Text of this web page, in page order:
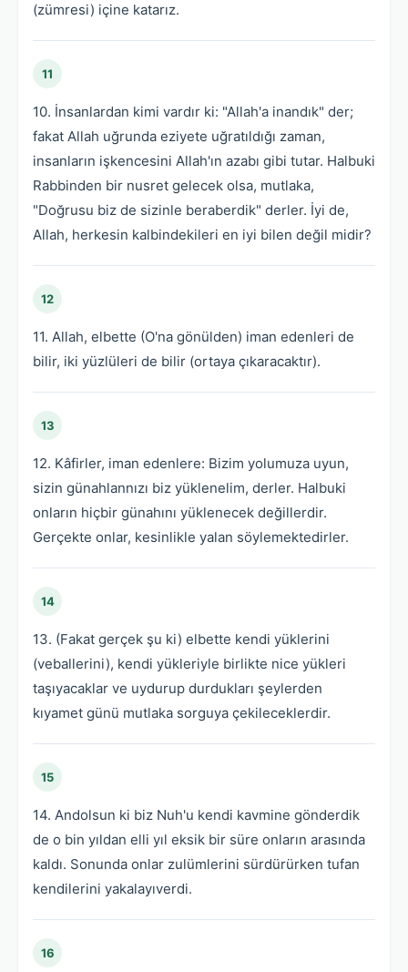
(zümresi) içine katarız.
11
10. İnsanlardan kimi vardır ki: "Allah'a inandık" der;
fakat Allah uğrunda eziyete uğratıldığı zaman,
insanların işkencesini Allah'ın azabı gibi tutar. Halbuki
Rabbinden bir nusret gelecek olsa, mutlaka,
"Doğrusu biz de sizinle beraberdik" derler. İyi de,
Allah, herkesin kalbindekileri en iyi bilen değil midir?
12
11. Allah, elbette (O'na gönülden) iman edenleri de
bilir, iki yüzlüleri de bilir (ortaya çıkaracaktır).
13
12. Kâfirler, iman edenlere: Bizim yolumuza uyun,
sizin günahlannızı biz yüklenelim, derler. Halbuki
onların hiçbir günahını yüklenecek değillerdir.
Gerçekte onlar, kesinlikle yalan söylemektedirler.
14
13. (Fakat gerçek şu ki) elbette kendi yüklerini
(veballerini), kendi yükleriyle birlikte nice yükleri
taşıyacaklar ve uydurup durdukları şeylerden
kıyamet günü mutlaka sorguya çekileceklerdir.
15
14. Andolsun ki biz Nuh'u kendi kavmine gönderdik
de o bin yıldan elli yıl eksik bir süre onların arasında
kaldı. Sonunda onlar zulümlerini sürdürürken tufan
kendilerini yakalayıverdi.
16